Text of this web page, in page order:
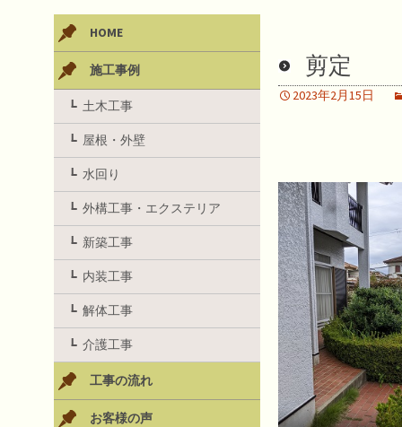
剪定
2023年2月15日
HOME
施工事例
土木工事
屋根・外壁
水回り
外構工事・エクステリア
新築工事
内装工事
解体工事
介護工事
工事の流れ
お客様の声